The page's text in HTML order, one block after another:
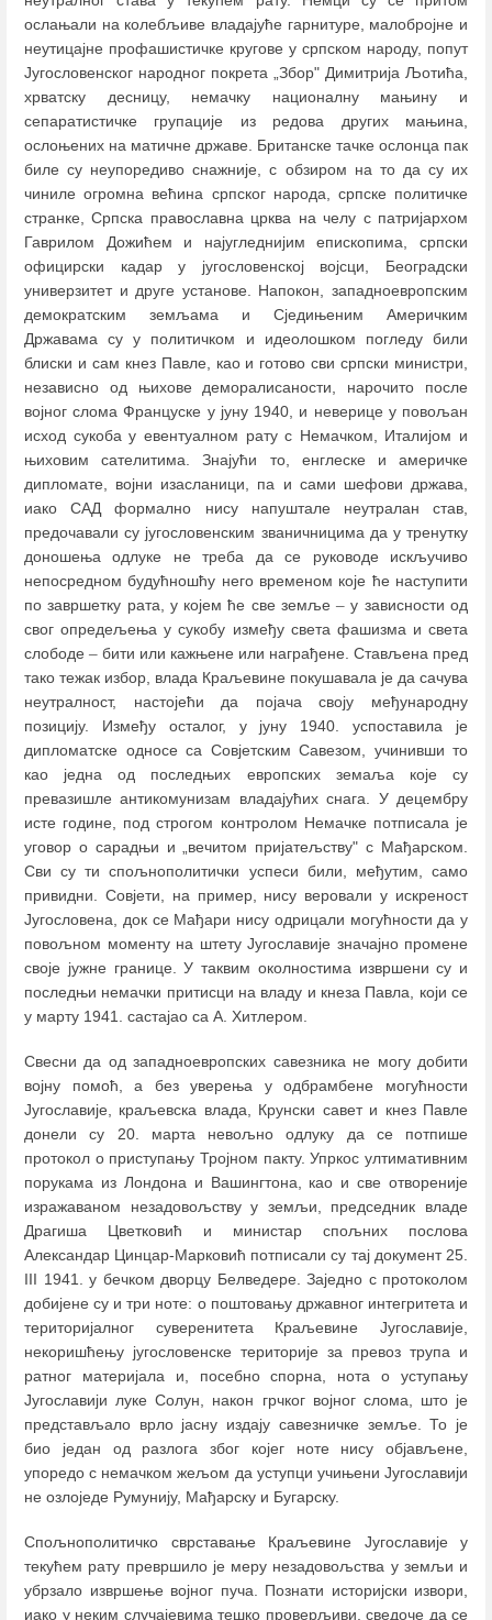
ослањали на колебљиве владајуће гарнитуре, малобројне и
неутицајне профашистичке кругове у српском народу, попут
Југословенског народног покрета „Збор" Димитрија Љотића,
хрватску десницу, немачку националну мањину и
сепаратистичке групације из редова других мањина,
ослоњених на матичне државе. Британске тачке ослонца пак
биле су неупоредиво снажније, с обзиром на то да су их
чиниле огромна већина српског народа, српске политичке
странке, Српска православна црква на челу с патријархом
Гаврилом Дожићем и најугледнијим епископима, српски
официрски кадар у југословенској војсци, Београдски
универзитет и друге установе. Напокон, западноевропским
демократским земљама и Сједињеним Америчким
Државама су у политичком и идеолошком погледу били
блиски и сам кнез Павле, као и готово сви српски министри,
независно од њихове деморалисаности, нарочито после
војног слома Француске у јуну 1940, и неверице у повољан
исход сукоба у евентуалном рату с Немачком, Италијом и
њиховим сателитима. Знајући то, енглеске и америчке
дипломате, војни изасланици, па и сами шефови држава,
иако САД формално нису напуштале неутралан став,
предочавали су југословенским званичницима да у тренутку
доношења одлуке не треба да се руководе искључиво
непосредном будућношћу него временом које ће наступити
по завршетку рата, у којем ће све земље– у зависности од
свог опредељења у сукобу између света фашизма и света
слободе – бити или кажњене или награђене. Стављена пред
тако тежак избор, влада Краљевине покушавала је да сачува
неутралност, настојећи да појача своју међународну
позицију. Између осталог, у јуну 1940. успоставила је
дипломатске односе са Совјетским Савезом, учинивши то
као једна од последњих европских земаља које су
превазишле антикомунизам владајућих снага. У децембру
исте године, под строгом контролом Немачке потписала је
уговор о сарадњи и „вечитом пријатељству" с Мађарском.
Сви су ти спољнополитички успеси били, међутим, само
привидни. Совјети, на пример, нису веровали у искреност
Југословена, док се Мађари нису одрицали могућности да у
повољном моменту на штету Југославије значајно промене
своје јужне границе. У таквим околностима извршени су и
последњи немачки притисци на владу и кнеза Павла, који се
у марту 1941. састајао са А. Хитлером.
Свесни да од западноевропских савезника не могу добити
војну помоћ, а без уверења у одбрамбене могућности
Југославије, краљевска влада, Крунски савет и кнез Павле
донели су 20. марта невољно одлуку да се потпише
протокол о приступању Тројном пакту. Упркос ултимативним
порукама из Лондона и Вашингтона, као и све отвореније
изражаваном незадовољству у земљи, председник владе
Драгиша Цветковић и министар спољних послова
Александар Цинцар-Марковић потписали су тај документ 25.
III 1941. у бечком дворцу Белведере. Заједно с протоколом
добијене су и три ноте: о поштовању државног интегритета и
територијалног суверенитета Краљевине Југославије,
некоришћењу југословенске територије за превоз трупа и
ратног материјала и, посебно спорна, нота о уступању
Југославији луке Солун, након грчког војног слома, што је
представљало врло јасну издају савезничке земље. То је
био један од разлога због којег ноте нису објављене,
упоредо с немачком жељом да уступци учињени Југославији
не озлоједе Румунију, Мађарску и Бугарску.
Спољнополитичко сврставање Краљевине Југославије у
текућем рату превршило је меру незадовољства у земљи и
убрзало извршење војног пуча. Познати историјски извори,
иако у неким случајевима тешко проверљиви, сведоче да се